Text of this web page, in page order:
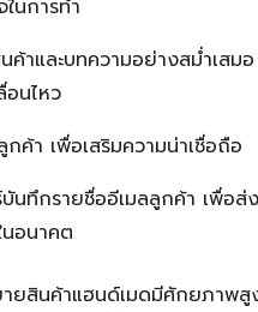
ในการทำ
ค้าและบทความอย่างสม่ำเสมอ
อนไหว
กค้า เพื่อเสริมความน่าเชื่อถือ
บันทึกรายชื่ออีเมลลูกค้า เพื่อส่
นอนาคต
ยสินค้าแฮนด์เมดมีศักยภาพสู